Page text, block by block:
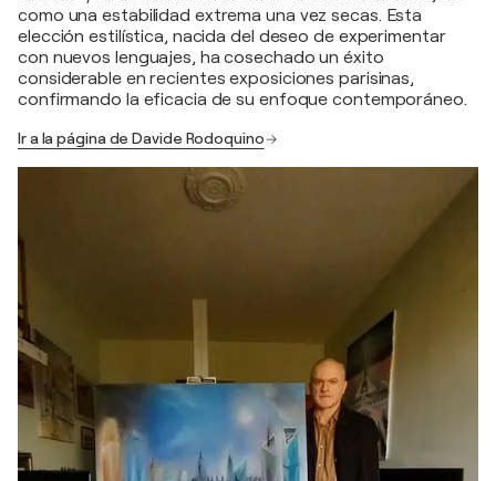
como una estabilidad extrema una vez secas. Esta
elección estilística, nacida del deseo de experimentar
con nuevos lenguajes, ha cosechado un éxito
considerable en recientes exposiciones parisinas,
confirmando la eficacia de su enfoque contemporáneo.
Ir a la página de Davide Rodoquino